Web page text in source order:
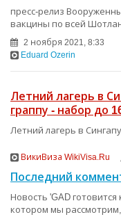
пресс-релиз
вакцины по всей
2 ноября 2021, 8:33
Eduard Ozerin
Летний лагерь в
граппу - набор до
Летний лагерь в
ВикиВиза WikiVisa.Ru
Последний
Новость 'GAD готовится
котором мы